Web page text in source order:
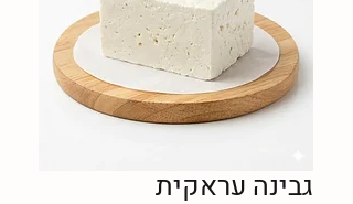
גבינה עראקית